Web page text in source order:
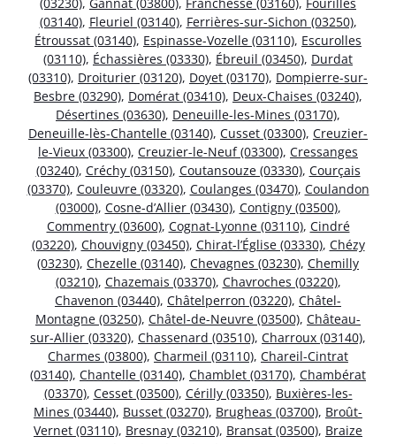
(03140), Fleuriel (03140), Ferrières-sur-Sichon (03250),
Étroussat (03140), Espinasse-Vozelle (03110), Escurolles
(03110), Échassières (03330), Ébreuil (03450), Durdat
(03310), Droiturier (03120), Doyet (03170), Dompierre-sur-
Besbre (03290), Domérat (03410), Deux-Chaises (03240),
Désertines (03630), Deneuille-les-Mines (03170),
Deneuille-lès-Chantelle (03140), Cusset (03300), Creuzier-
le-Vieux (03300), Creuzier-le-Neuf (03300), Cressanges
(03240), Créchy (03150), Coutansouze (03330), Courçais
(03370), Couleuvre (03320), Coulanges (03470), Coulandon
(03000), Cosne-d’Allier (03430), Contigny (03500),
Commentry (03600), Cognat-Lyonne (03110), Cindré
(03220), Chouvigny (03450), Chirat-l’Église (03330), Chézy
(03230), Chezelle (03140), Chevagnes (03230), Chemilly
(03210), Chazemais (03370), Chavroches (03220),
Chavenon (03440), Châtelperron (03220), Châtel-
Montagne (03250), Châtel-de-Neuvre (03500), Château-
sur-Allier (03320), Chassenard (03510), Charroux (03140),
Charmes (03800), Charmeil (03110), Chareil-Cintrat
(03140), Chantelle (03140), Chamblet (03170), Chambérat
(03370), Cesset (03500), Cérilly (03350), Buxières-les-
Mines (03440), Busset (03270), Brugheas (03700), Broût-
Vernet (03110), Bresnay (03210), Bransat (03500), Braize